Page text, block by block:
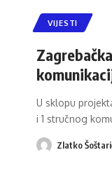
VIJESTI
U sklopu
i 1 stručnog
Zlatko